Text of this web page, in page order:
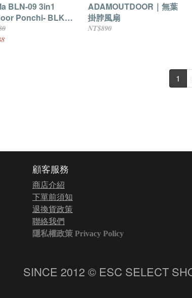
BLN-09 3in1
Ponchi- BLK
篷式雨衣 出清不退
受再下標
ADAMOUTDOOR｜無葉
掛脖風扇
NT$890
1
顧客服務
商店介紹
下單前須知
退換貨政策
聯絡我們
隱私權政策 Privacy Policy
SINCE 2012 © ESC SELECT